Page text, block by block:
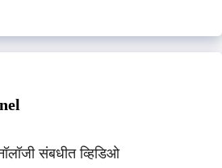
संबधीत व्हिडिओ